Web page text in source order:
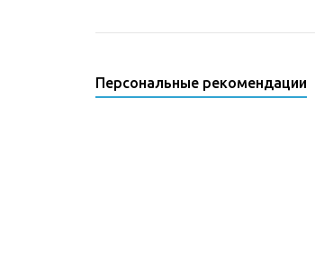
Персональные рекомендации